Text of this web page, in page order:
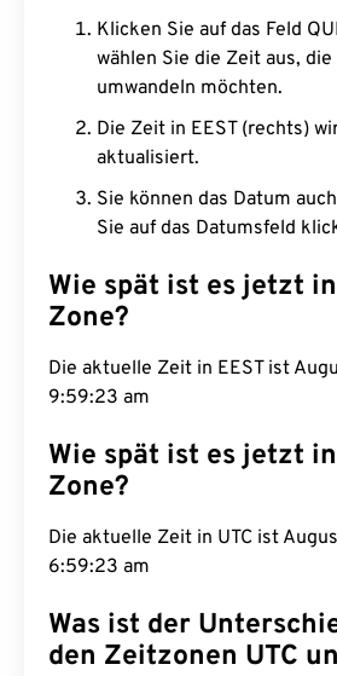
Klicken Sie auf das Feld
wählen Sie die Zeit aus,
umwandeln möchten.
Die Zeit in EEST (rechts)
aktualisiert.
Sie können das Datum
Sie auf das Datumsfeld
Wie spät ist es jetzt
Zone?
Die aktuelle Zeit in EEST ist
9:59:24 am
Wie spät ist es jetzt
Zone?
Die aktuelle Zeit in UTC ist
6:59:24 am
Was ist der
den Zeitzonen UTC